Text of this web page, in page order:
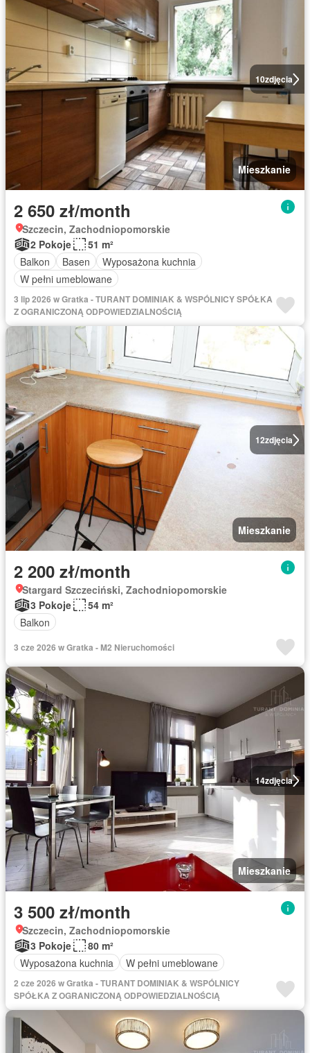
10zdjęcia
Mieszkanie
2 650 zł/month
Szczecin, Zachodniopomorskie
2 Pokoje
51 m²
Balkon
Basen
Wyposażona kuchnia
W pełni umeblowane
3 lip 2026 w Gratka - TURANT DOMINIAK & WSPÓLNICY SPÓŁKA
Z OGRANICZONĄ ODPOWIEDZIALNOŚCIĄ
12zdjęcia
Mieszkanie
2 200 zł/month
Stargard Szczeciński, Zachodniopomorskie
3 Pokoje
54 m²
Balkon
3 cze 2026 w Gratka - M2 Nieruchomości
14zdjęcia
Mieszkanie
3 500 zł/month
Szczecin, Zachodniopomorskie
3 Pokoje
80 m²
Wyposażona kuchnia
W pełni umeblowane
2 cze 2026 w Gratka - TURANT DOMINIAK & WSPÓLNICY
SPÓŁKA Z OGRANICZONĄ ODPOWIEDZIALNOŚCIĄ